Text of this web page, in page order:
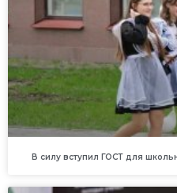
В силу вступил ГОСТ для